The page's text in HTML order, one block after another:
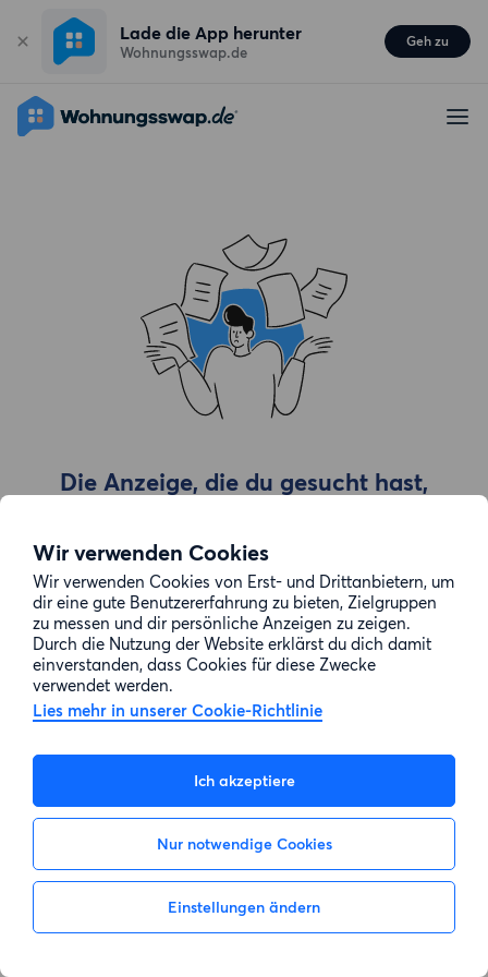
Wir verwenden Cookies
Wir verwenden Cookies von Erst- und Drittanbietern, um
dir eine gute Benutzererfahrung zu bieten, Zielgruppen
zu messen und dir persönliche Anzeigen zu zeigen.
Durch die Nutzung der Website erklärst du dich damit
einverstanden, dass Cookies für diese Zwecke
verwendet werden.
Lies mehr in unserer Cookie-Richtlinie
Ich akzeptiere
Nur notwendige Cookies
Einstellungen ändern
Lade die App herunter
Wohnungsswap.de
Geh zu
Die Anzeige, die du gesucht hast,
Zur Suche gehen